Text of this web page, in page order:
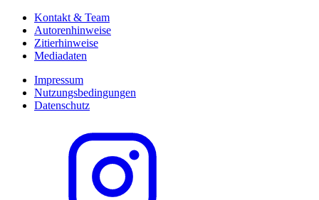
Kontakt & Team
Autorenhinweise
Zitierhinweise
Mediadaten
Impressum
Nutzungsbedingungen
Datenschutz